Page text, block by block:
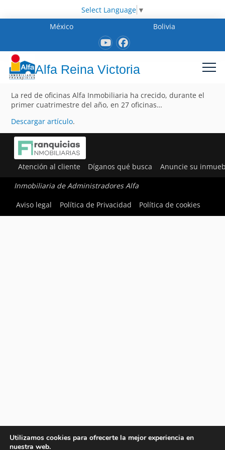
Select Language ▼
México
Bolivia
Alfa Reina Victoria
La red de oficinas Alfa Inmobiliaria ha crecido, durante el
primer cuatrimestre del año, en 27 oficinas…
Descargar artículo.
Atención al cliente Díganos qué busca Anuncie su
Inmobiliaria de Administradores Alfa
Aviso legal
Política de Privacidad Política de cookies
Utilizamos cookies para ofrecerte la mejor experiencia en
nuestra web.